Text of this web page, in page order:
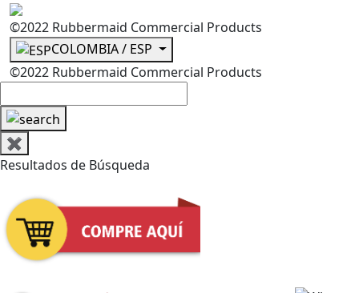
©2022 Rubbermaid Commercial Products
COLOMBIA / ESP
©2022 Rubbermaid Commercial Products
✖
Resultados de Búsqueda